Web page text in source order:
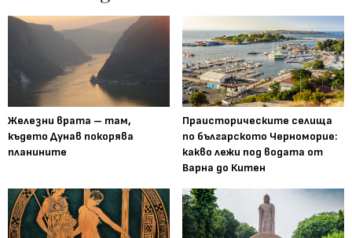
Железни врата – там,
където Дунав покорява
планините
Праисторическите селища
по българското Черноморие:
какво лежи под водата от
Варна до Китен